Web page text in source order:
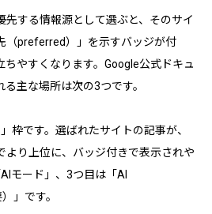
先する情報源として選ぶと、そのサイ
（preferred）」を示すバッジが付
ちやすくなります。Google公式ドキュ
主な場所は次の3つです。
枠です。選ばれたサイトの記事が、
より上位に、バッジ付きで表示されや
モード」、3つ目は「AI
」です。